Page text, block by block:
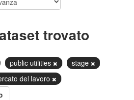
trovato
public utilities
stage
del lavoro